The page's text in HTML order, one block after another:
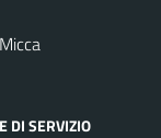
DI SERVIZIO